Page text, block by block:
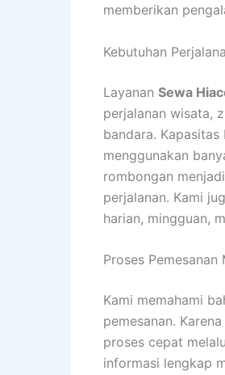
memberikan
Kebutuhan
Layanan Sewa
perjalanan wisata,
bandara.
menggunakan
rombongan
perjalanan. Kami
harian, mingguan,
Proses
Kami memahami
pemesanan.
proses cepat
informasi lengkap